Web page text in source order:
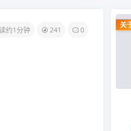
约1分钟 241 0
关